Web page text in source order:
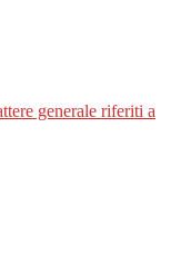
generale riferiti a